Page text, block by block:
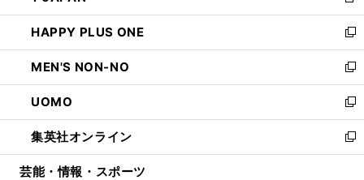
開
く
ウ
で
開
く
ン
ド
ウ
で
開
く
ウ
ィ
ン
ド
ウ
で
開
く
し
い
ウ
ィ
ン
ド
ウ
で
開
HAPPY PLUS ONE
新
し
い
ウ
ィ
ン
ド
ウ
MEN'S NON-NO
新
し
い
ウ
ィ
ン
UOMO
新
し
い
ウ
集英社オンライン
新
し
芸能・情報・スポーツ